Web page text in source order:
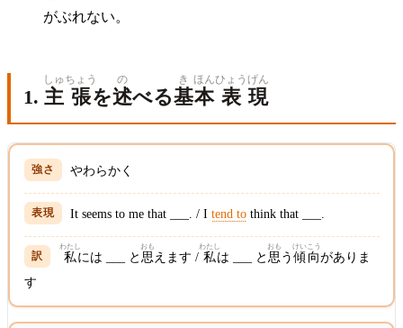
がぶれない。
1. 主
しゅ
張
ちょう
を述
の
べる基
き
本
ほん
表
ひょう
現
げん
やわらかく
It seems to me that ___. / Itend to think that ___.
私
わたし
には ___ と思
おも
えます / 私
わたし
は ___ と思
おも
う傾
けい
向
こう
がありま
す